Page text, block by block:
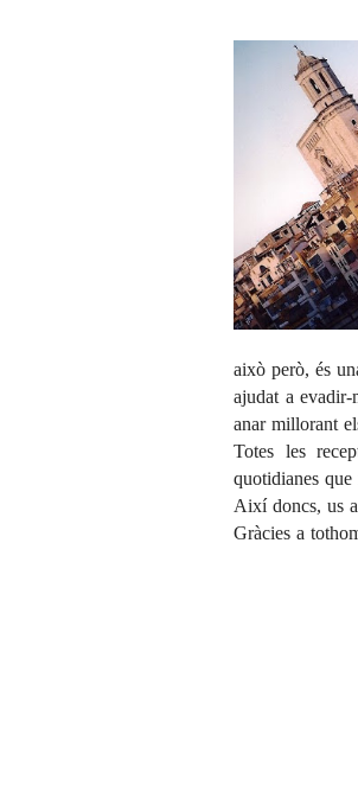
això però, és
ajudat a evadir-
anar millorant
Totes les
quotidianes
Així doncs, us
Gràcies a